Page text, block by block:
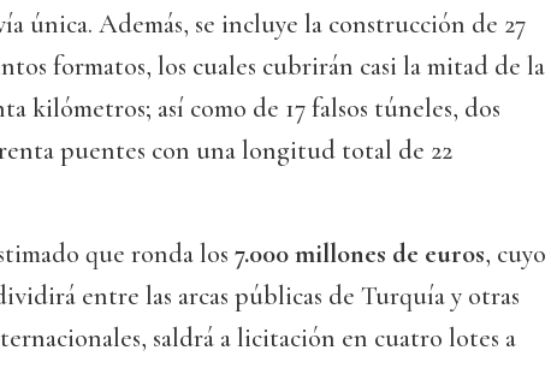
única. Además, se incluye la construcción de 27
formatos, los cuales cubrirán casi la mitad de la
kilómetros; así como de 17 falsos túneles, dos
puentes con una longitud total de 22
que ronda los 7.000 millones de euros, cuyo
entre las arcas públicas de Turquía y otras
saldrá a licitación en cuatro lotes a